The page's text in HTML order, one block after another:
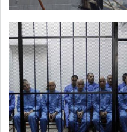
美军导弹驱逐舰抵达黑海旨